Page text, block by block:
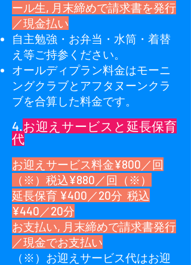
ール生, 月末締めで請求書を発行
／現金払い
自主勉強・お弁当・水筒・着替
え等ご持参ください。
オールディプラン料金はモーニ
ングクラブとアフタヌーンクラ
ブを合算した料金です。
4.お迎えサービスと延長保育
代
お迎えサービス料金¥800／回
（※）税込¥880／回（※）
延長保育 ¥400／20分 税込
¥440／20分
お支払い, 月末締めで請求書発行
／現金でお支払い
（※）お迎えサービス代はお迎